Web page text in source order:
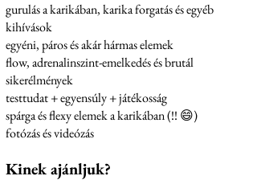
gurulás a karikában, karika forgatás és egyéb
kihívások
egyéni, páros és akár hármas elemek
flow, adrenalinszint-emelkedés és brutál
sikerélmények
testtudat + egyensúly + játékosság
spárga és flexy elemek a karikában (!! 😄)
fotózás és videózás
Kinek ajánljuk?